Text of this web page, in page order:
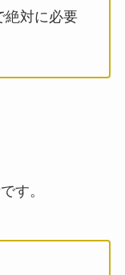
絶対に必要
す。